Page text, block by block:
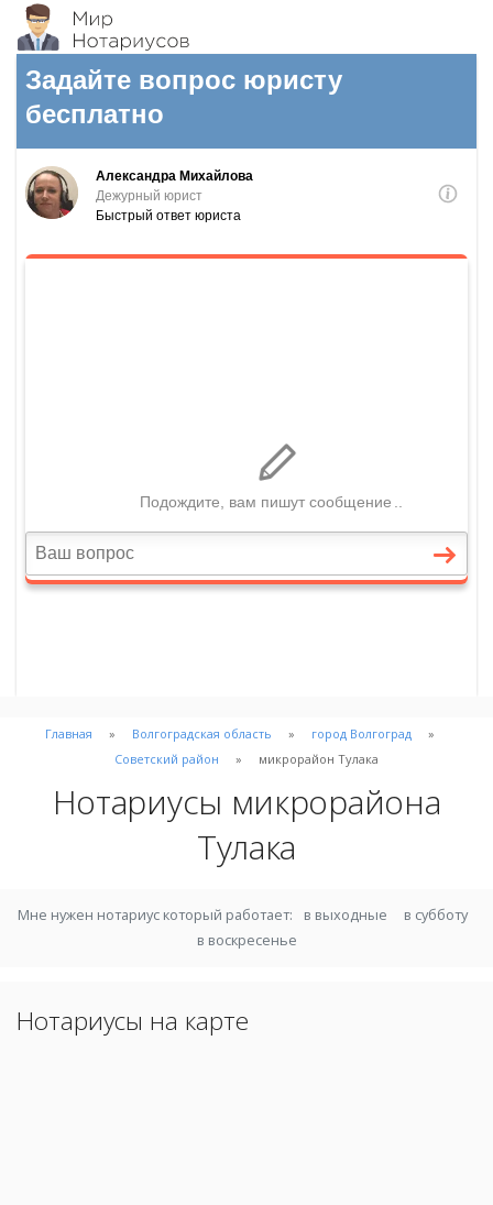
Главная Волгоградская область
город Волгоград
Советский район
микрорайон Тулака
Нотариусы микрорайона
Тулака
Мне нужен нотариус который работает: в выходные
в субботу
в воскресенье
Нотариусы на карте